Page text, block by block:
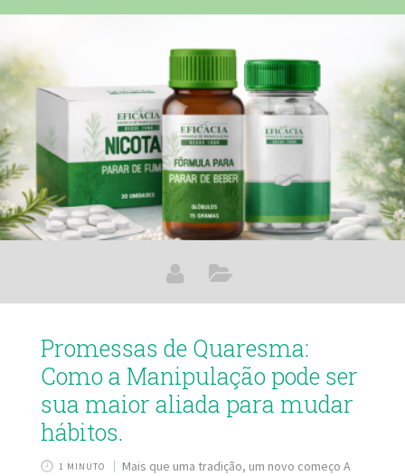
frequentemente subestimada. O diagnóstico é simples: um
incluir desde mudanças de hábito até fórmulas manipuladas
desenvolvidas sob orientação médica. Entender o que está
acontecendo no
Promessas de Quaresma:
Como a Manipulação pode ser
sua maior aliada para mudar
hábitos.
1 MINUTO
Mais que uma tradição, um novo começo A